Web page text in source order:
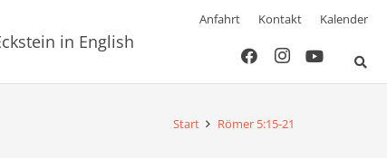
in English
Anfahrt Kontakt Kalender
Start Römer 5:15-21